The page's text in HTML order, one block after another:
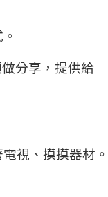
分享，提供給
視、摸摸器材